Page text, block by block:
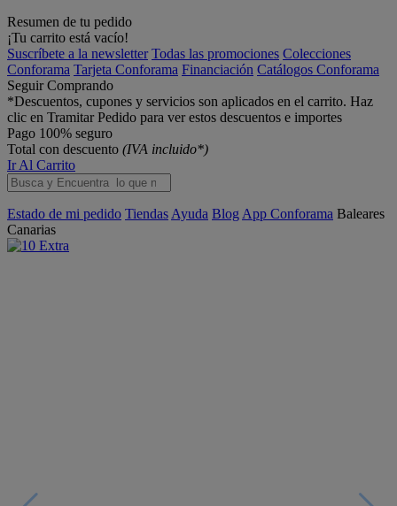
Resumen de tu pedido
¡Tu carrito está vacío!
Suscríbete a la newsletter Todas las promociones Colecciones
Conforama Tarjeta Conforama Financiación Catálogos Conforama
Seguir Comprando
*Descuentos, cupones y servicios son aplicados en el carrito. Haz
clic en Tramitar Pedido para ver estos descuentos e importes
Pago 100% seguro
Total con descuento (IVA incluido*)
Ir Al Carrito
Estado de mi pedido Tiendas Ayuda Blog App Conforama Baleares
Canarias